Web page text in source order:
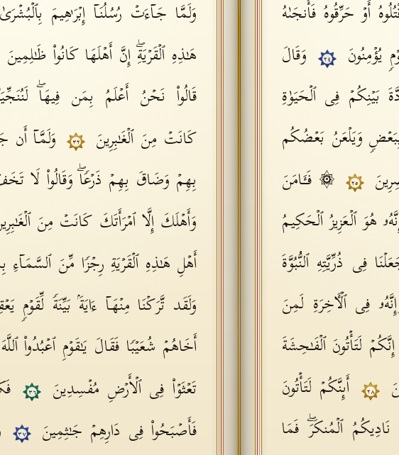
وَلَمَّا جَاۤءَتۡ رُسُلُنَاۤ إِبۡرَ ٰ⁠هِیمَ
هَـٰذِهِ ٱلۡقَرۡیَةِۖ إِنَّ أَهۡلَهَا كَانُوا۟ ظَـٰلِمِینَ
قَالُوا۟ نَحۡنُ أَعۡلَمُ بِمَن فِیهَاۖ
كَانَتۡ مِنَ ٱلۡغَـٰبِرِینَ
٣٢
وَلَمَّاۤ أَن
بِهِمۡ وَضَاقَ بِهِمۡ ذَرۡعࣰاۖ وَقَالُوا۟ لَا
وَأَهۡلَكَ إِلَّا ٱمۡرَأَتَكَ كَانَتۡ مِنَ
أَهۡلِ هَـٰذِهِ ٱلۡقَرۡیَةِ رِجۡزࣰا مِّنَ ٱلسَّمَاۤءِ
وَلَقَد تَّرَكۡنَا مِنۡهَاۤ ءَایَةَۢ بَیِّنَةࣰ لِّقَوۡمࣲ
أَخَاهُمۡ شُعَیۡبࣰا فَقَالَ یَـٰقَوۡمِ ٱعۡبُدُوا۟
تَعۡثَوۡا۟ فِی ٱلۡأَرۡضِ مُفۡسِدِینَ
٣٦
فَأَصۡبَحُوا۟ فِی دَارِهِمۡ جَـٰثِمِینَ
٣٧
أَوۡ حَرِّقُوهُ فَأَنجَىٰهُ
یُؤۡمِنُونَ
٢٤
وَقَالَ
بَیۡنِكُمۡ فِی ٱلۡحَیَوٰةِ
بِبَعۡضࣲ وَیَلۡعَنُ بَعۡضُكُم
٢٥
۞ فَـَٔامَنَ
هُوَ ٱلۡعَزِیزُ ٱلۡحَكِیمُ
فِی ذُرِّیَّتِهِ ٱلنُّبُوَّةَ
فِی ٱلۡـَٔاخِرَةِ لَمِنَ
لَتَأۡتُونَ ٱلۡفَـٰحِشَةَ
٢٨
أَىِٕنَّكُمۡ لَتَأۡتُونَ
ٱلۡمُنكَرَۖ فَمَا